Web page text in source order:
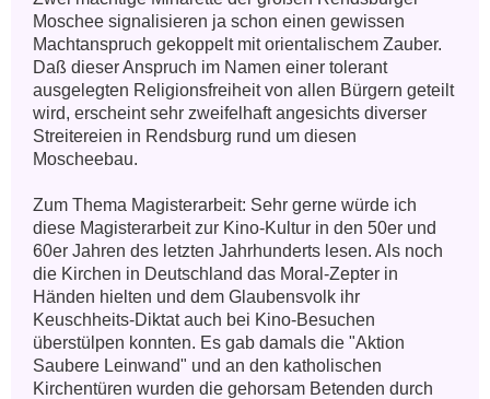
Moschee signalisieren ja schon einen gewissen
Machtanspruch gekoppelt mit orientalischem Zauber.
Daß dieser Anspruch im Namen einer tolerant
ausgelegten Religionsfreiheit von allen Bürgern geteilt
wird, erscheint sehr zweifelhaft angesichts diverser
Streitereien in Rendsburg rund um diesen
Moscheebau.
Zum Thema Magisterarbeit: Sehr gerne würde ich
diese Magisterarbeit zur Kino-Kultur in den 50er und
60er Jahren des letzten Jahrhunderts lesen. Als noch
die Kirchen in Deutschland das Moral-Zepter in
Händen hielten und dem Glaubensvolk ihr
Keuschheits-Diktat auch bei Kino-Besuchen
überstülpen konnten. Es gab damals die "Aktion
Saubere Leinwand" und an den katholischen
Kirchentüren wurden die gehorsam Betenden durch